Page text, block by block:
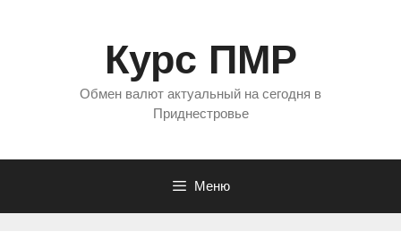
Курс ПМР
Обмен валют актуальный на сегодня в
Приднестровье
Меню